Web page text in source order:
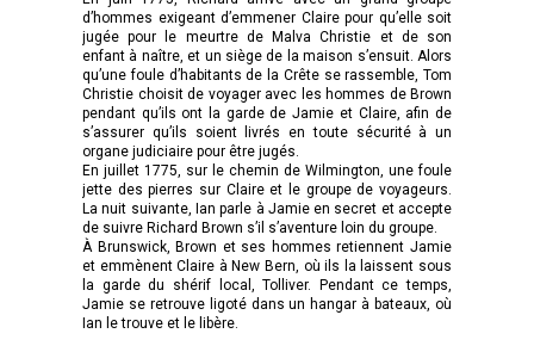
d’hommes exigeant d’emmener Claire pour qu’elle soit
jugée pour le meurtre de Malva Christie et de son
enfant à naître, et un siège de la maison s’ensuit. Alors
qu’une foule d’habitants de la Crête se rassemble, Tom
Christie choisit de voyager avec les hommes de Brown
pendant qu’ils ont la garde de Jamie et Claire, afin de
s’assurer qu’ils soient livrés en toute sécurité à un
organe judiciaire pour être jugés.
En juillet 1775, sur le chemin de Wilmington, une foule
jette des pierres sur Claire et le groupe de voyageurs.
La nuit suivante, Ian parle à Jamie en secret et accepte
de suivre Richard Brown s’il s’aventure loin du groupe.
À Brunswick, Brown et ses hommes retiennent Jamie
et emmènent Claire à New Bern, où ils la laissent sous
la garde du shérif local, Tolliver. Pendant ce temps,
Jamie se retrouve ligoté dans un hangar à bateaux, où
Ian le trouve et le libère.